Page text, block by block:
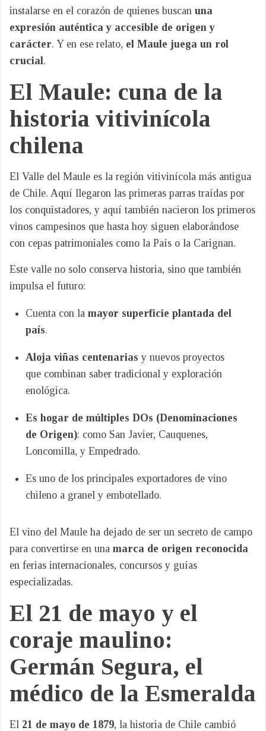
instalarse en el corazón de quienes buscan una
expresión auténtica y accesible de origen y
carácter. Y en ese relato, el Maule juega un rol
crucial.
El Maule: cuna de la
historia vitivinícola
chilena
El Valle del Maule es la región vitivinícola más antigua
de Chile. Aquí llegaron las primeras parras traídas por
los conquistadores, y aquí también nacieron los primeros
vinos campesinos que hasta hoy siguen elaborándose
con cepas patrimoniales como la País o la Carignan.
Este valle no solo conserva historia, sino que también
impulsa el futuro:
Cuenta con la mayor superficie plantada del
país.
Aloja viñas centenarias y nuevos proyectos
que combinan saber tradicional y exploración
enológica.
Es hogar de múltiples DOs (Denominaciones
de Origen): como San Javier, Cauquenes,
Loncomilla, y Empedrado.
Es uno de los principales exportadores de vino
chileno a granel y embotellado.
El vino del Maule ha dejado de ser un secreto de campo
para convertirse en una marca de origen reconocida
en ferias internacionales, concursos y guías
especializadas.
El 21 de mayo y el
coraje maulino:
Germán Segura, el
médico de la Esmeralda
El 21 de mayo de 1879, la historia de Chile cambió